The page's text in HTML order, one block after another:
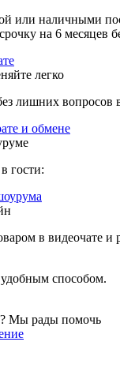
или наличными
на 6 месяцев
легко
лишних вопросов
и обмене
гости:
в видеочате
способом.
Мы рады помочь